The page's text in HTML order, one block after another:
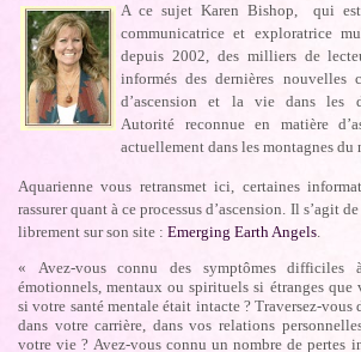
A ce sujet Karen Bishop, qui est
communicatrice et exploratrice
depuis 2002, des milliers de
informés des dernières nouvelles
d’ascension et la vie dans les
Autorité reconnue en matière
actuellement dans les montagnes du
Aquarienne vous retransmet ici, certaines
rassurer quant à ce processus d’ascension. Il s’agit
librement sur son site : Emerging Earth Angels
« Avez-vous connu des symptômes difficiles
émotionnels, mentaux ou spirituels si étranges que
si votre santé mentale était intacte ? Traversez-vous
dans votre carrière, dans vos relations
votre vie ? Avez-vous connu un nombre de pertes